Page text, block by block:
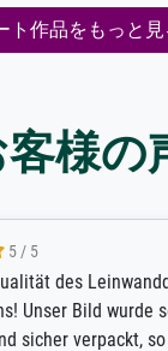
ト作品をもっと見
客様の
5 / 5
des
Unser Bild wurde
sicher verpackt,